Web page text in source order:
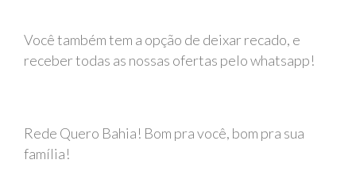
Você também tem a opção de deixar recado, e
receber todas as nossas ofertas pelo whatsapp!
Rede Quero Bahia! Bom pra você, bom pra sua
família!